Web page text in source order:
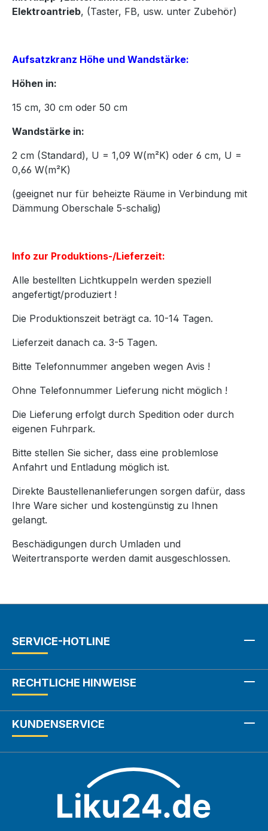
Elektroantrieb, (Taster, FB, usw. unter Zubehör)
Aufsatzkranz Höhe und Wandstärke:
Höhen in:
15 cm, 30 cm oder 50 cm
Wandstärke in:
2 cm (Standard), U = 1,09 W(m²K) oder 6 cm, U =
0,66 W(m²K)
(geeignet nur für beheizte Räume in Verbindung mit
Dämmung Oberschale 5-schalig)
Info zur Produktions-/Lieferzeit:
Alle bestellten Lichtkuppeln werden speziell
angefertigt/produziert !
Die Produktionszeit beträgt ca. 10-14 Tagen.
Lieferzeit danach ca. 3-5 Tagen.
Bitte Telefonnummer angeben wegen Avis !
Ohne Telefonnummer Lieferung nicht möglich !
Die Lieferung erfolgt durch Spedition oder durch
eigenen Fuhrpark.
Bitte stellen Sie sicher, dass eine problemlose
Anfahrt und Entladung möglich ist.
Direkte Baustellenanlieferungen sorgen dafür, dass
Ihre Ware sicher und kostengünstig zu Ihnen
gelangt.
Beschädigungen durch Umladen und
Weitertransporte werden damit ausgeschlossen.
SERVICE-HOTLINE
RECHTLICHE HINWEISE
KUNDENSERVICE